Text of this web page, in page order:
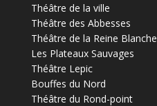
Théâtre de la ville
Théâtre des Abbesses
Théâtre de la Reine Blanche
Les Plateaux Sauvages
Théâtre Lepic
Bouffes du Nord
Théâtre du Rond-point